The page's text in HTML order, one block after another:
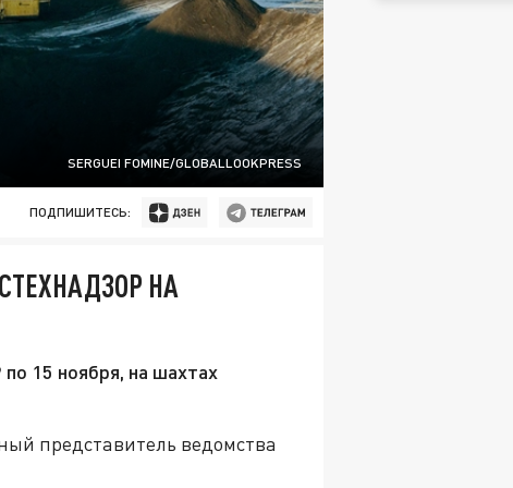
SERGUEI FOMINE/GLOBALLOOKPRESS
ПОДПИШИТЕСЬ:
НА
15 ноября, на шахтах
представитель ведомства